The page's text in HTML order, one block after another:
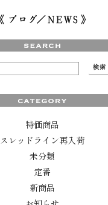
特価商品
スレッドライン再入荷
未分類
定番
新商品